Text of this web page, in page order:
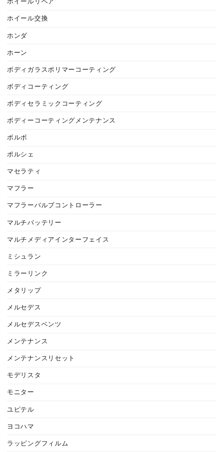
ホイールリペア
ホイール交換
ホンダ
ホーン
ボディガラスポリマーコーティング
ボディコーティング
ボディセラミックコーティング
ボディーコーティングメンテナンス
ボルボ
ポルシェ
マセラティ
マフラー
マフラーバルブコントローラー
マルチバッテリー
マルチメディアインターフェイス
ミシュラン
ミラーリンク
メタリップ
メルセデス
メルセデスベンツ
メンテナンス
メンテナンスリセット
モデリスタ
モニター
ユピテル
ヨコハマ
ラッピングフィルム